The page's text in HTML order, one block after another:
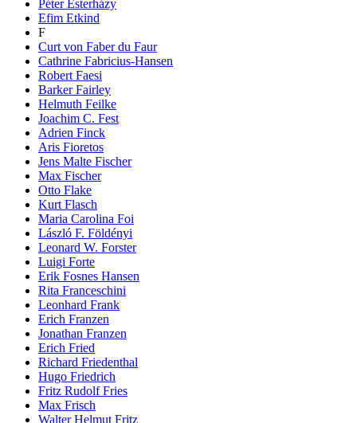
Péter Esterházy
Efim Etkind
F
Curt von Faber du Faur
Cathrine Fabricius-Hansen
Robert Faesi
Barker Fairley
Helmuth Feilke
Joachim C. Fest
Adrien Finck
Aris Fioretos
Jens Malte Fischer
Max Fischer
Otto Flake
Kurt Flasch
Maria Carolina Foi
László F. Földényi
Leonard W. Forster
Luigi Forte
Erik Fosnes Hansen
Rita Franceschini
Leonhard Frank
Erich Franzen
Jonathan Franzen
Erich Fried
Richard Friedenthal
Hugo Friedrich
Fritz Rudolf Fries
Max Frisch
Walter Helmut Fritz